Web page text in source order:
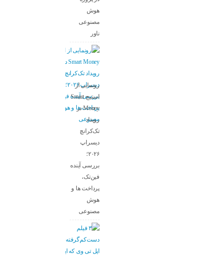
هوش
مصنوعی
ناور
رونمایی از
استیج Smart
Money در
رویداد
تک‌کرانچ
دیسراپ
۲۰۲۶؛
بررسی آینده
فین‌تک،
پرداخت‌ ها و
هوش
مصنوعی